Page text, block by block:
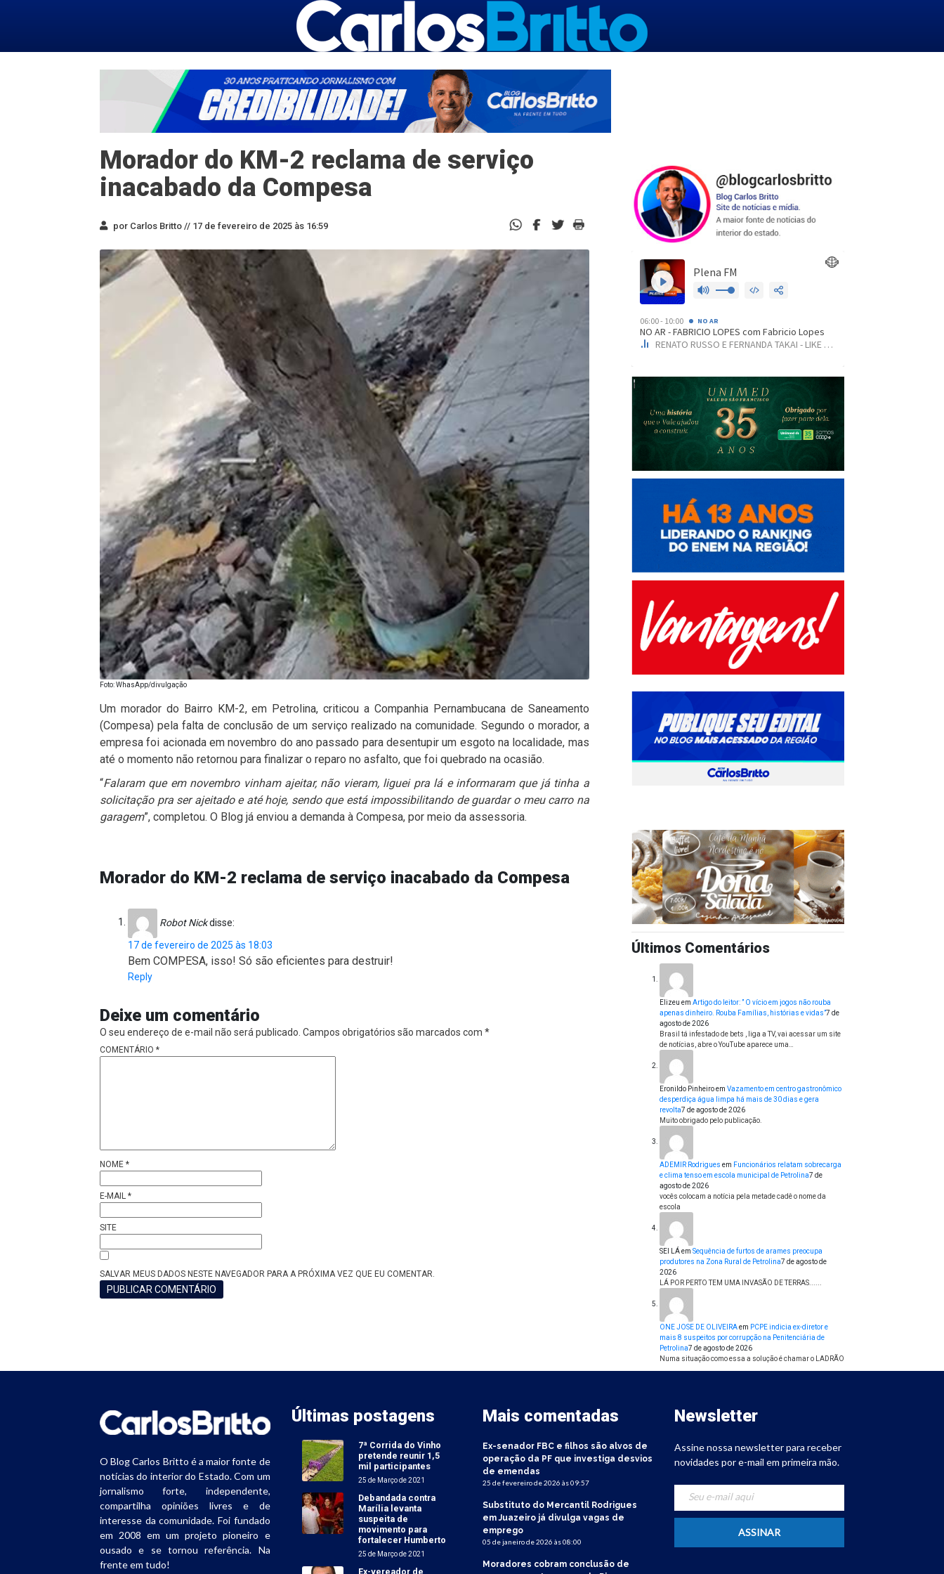
Morador do KM-2 reclama de serviço
inacabado da Compesa
por Carlos Britto // 17 de fevereiro de 2025 às 16:59
Foto: WhasApp/divulgação
Um morador do Bairro KM-2, em Petrolina, criticou a Companhia Pernambucana de Saneamento
(Compesa) pela falta de conclusão de um serviço realizado na comunidade. Segundo o morador, a
empresa foi acionada em novembro do ano passado para desentupir um esgoto na localidade, mas
até o momento não retornou para finalizar o reparo no asfalto, que foi quebrado na ocasião.
“Falaram que em novembro vinham ajeitar, não vieram, liguei pra lá e informaram que já tinha a
solicitação pra ser ajeitado e até hoje, sendo que está impossibilitando de guardar o meu carro na
garagem”, completou. O Blog já enviou a demanda à Compesa, por meio da assessoria.
Morador do KM-2 reclama de serviço inacabado da Compesa
Robot Nickdisse:
17 de fevereiro de 2025 às 18:03
Bem COMPESA, isso! Só são eficientes para destruir!
Reply
Deixe um comentário
O seu endereço de e-mail não será publicado. Campos obrigatórios são marcados com *
COMENTÁRIO *
NOME *
E-MAIL *
SITE
SALVAR MEUS DADOS NESTE NAVEGADOR PARA A PRÓXIMA VEZ QUE EU COMENTAR.
Últimos Comentários
Elizeu em Artigo do leitor: ” O vício em jogos não rouba
apenas dinheiro. Rouba Famílias, histórias e vidas”7 de
agosto de 2026
Brasil tá infestado de bets , liga a TV, vai acessar um site
de notícias, abre o YouTube aparece uma…
Eronildo Pinheiroem Vazamento em centro gastronômico
desperdiça água limpa há mais de 30 dias e gera
revolta7 de agosto de 2026
Muito obrigado pelo publicação.
ADEMIR Rodrigues em Funcionários relatam sobrecarga
e clima tenso em escola municipal de Petrolina7 de
agosto de 2026
vocês colocam a notícia pela metade cadê o nome da
escola
SEI LÁem Sequência de furtos de arames preocupa
produtores na Zona Rural de Petrolina7 de agosto de
2026
LÁ POR PERTO TEM UMA INVASÃO DE TERRAS......
ONE JOSE DE OLIVEIRAem PCPE indicia ex-diretor e
mais 8 suspeitos por corrupção na Penitenciária de
Petrolina7 de agosto de 2026
Numa situação como essa a solução é chamar o LADRÃO
O Blog Carlos Britto é a maior fonte de
notícias do interior do Estado. Com um
jornalismo forte, independente,
compartilha opiniões livres e de
interesse da comunidade. Foi fundado
em 2008 em um projeto pioneiro e
ousado e se tornou referência. Na
frente em tudo!
Últimas postagens
7ª Corrida do Vinho
pretende reunir 1,5
mil participantes
25 de Março de 2021
Debandada contra
Marília levanta
suspeita de
movimento para
fortalecer Humberto
25 de Março de 2021
Ex-vereador de
Mais comentadas
Ex-senador FBC e filhos são alvos de
operação da PF que investiga desvios
de emendas
25 de fevereiro de 2026 às 09:57
Substituto do Mercantil Rodrigues
em Juazeiro já divulga vagas de
emprego
05 de janeiro de 2026 às 08:00
Moradores cobram conclusão de
Newsletter
Assine nossa newsletter para receber
novidades por e-mail em primeira mão.